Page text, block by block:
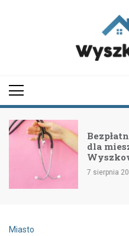
dla
7 sierpnia
Miasto